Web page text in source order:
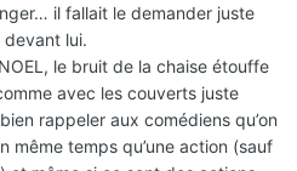
il fallait le demander juste
lui.
le bruit de la chaise étouffe
avec les couverts juste
rappeler aux comédiens qu’on
même temps qu’une action (sauf